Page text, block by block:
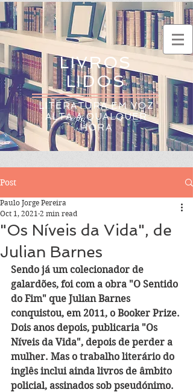
LIVROS
LIDOS
LITERATURA EM VOZ
ALTA A QUALQUER
HORA
Post
"Os Níveis da Vida", de
Julian Barnes
Paulo Jorge Pereira
Oct 1, 2021 2 min read
Sendo já um colecionador de
galardões, foi com a obra "O Sentido
do Fim" que Julian Barnes
conquistou, em 2011, o Booker Prize.
Dois anos depois, publicaria "Os
Níveis da Vida", depois de perder a
mulher. Mas o trabalho literário do
inglês inclui ainda livros de âmbito
policial, assinados sob pseudónimo.